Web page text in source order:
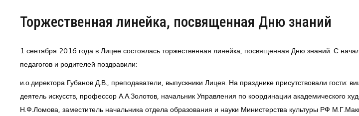
Курсы повышения квалификации
Конкурсы
Творческий инкубатор
Торжественная линейка, посвященная Дню знаний
1 сентября 2016 года в Лицее состоялась торжественная линейка, посвященная Дню знаний. С
педагогов и родителей поздравили:
и.о.директора Губанов Д.В., преподаватели, выпускники Лицея. На празднике присутствовали гости:
деятель искусств, профессор А.А.Золотов, начальник Управления по координации академического
Н.Ф.Ломова, заместитель начальника отдела образования и науки Министерства культуры РФ